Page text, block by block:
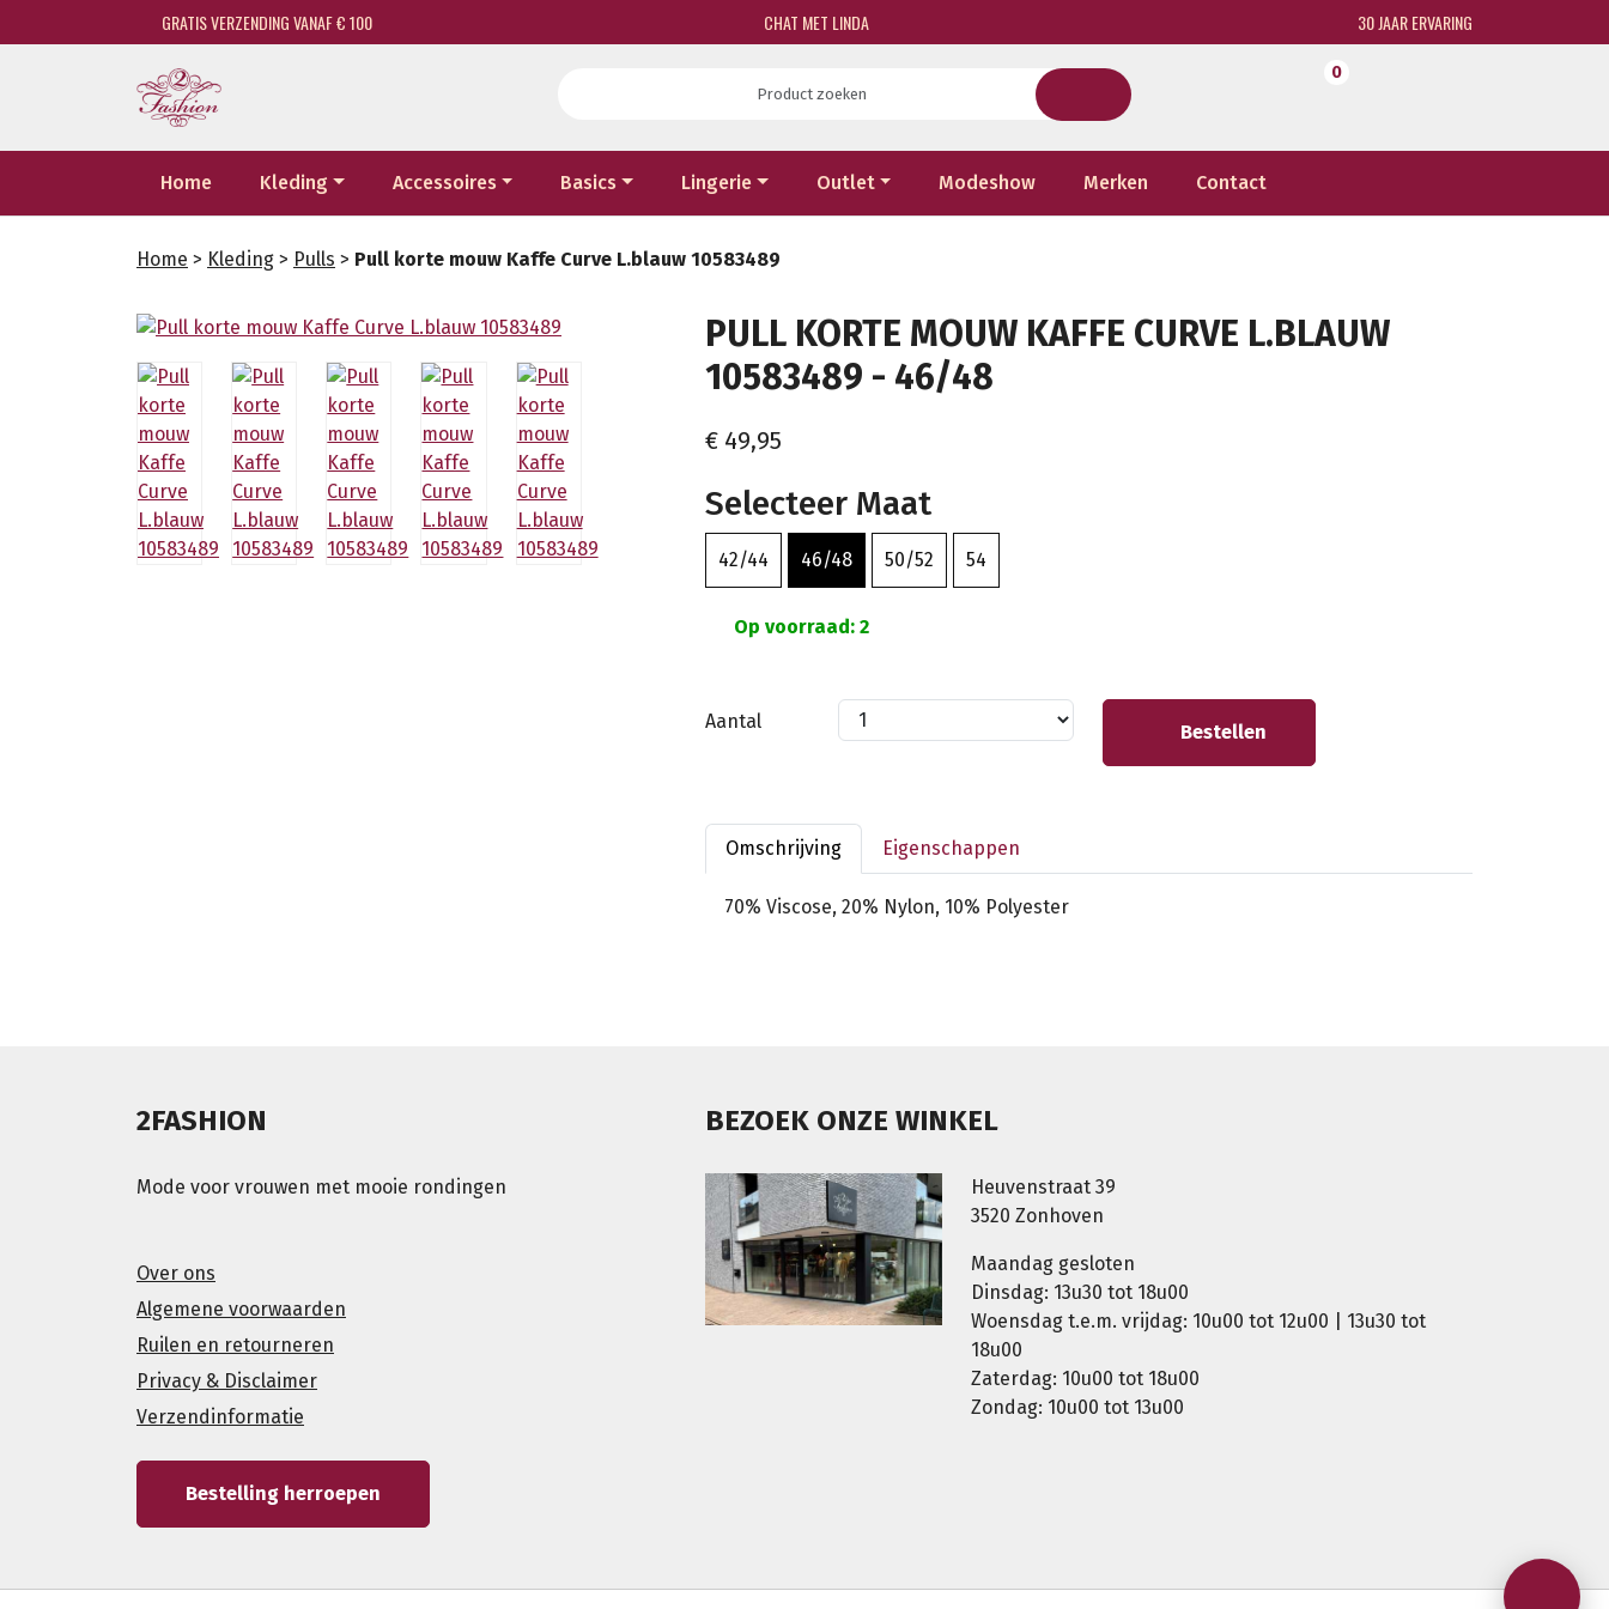
GRATIS VERZENDING VANAF € 100 CHAT MET LINDA 30 JAAR ERVARING
0
Home Kleding Accessoires Basics Lingerie Outlet Modeshow Merken Contact
Home > Kleding > Pulls > Pull korte mouw Kaffe Curve L.blauw 10583489
PULL KORTE MOUW KAFFE CURVE L.BLAUW
10583489 - 46/48
€ 49,95
Selecteer Maat
42/44 46/48 50/52 54
Op voorraad: 2
Aantal Bestellen
Omschrijving Eigenschappen
70% Viscose, 20% Nylon, 10% Polyester
2FASHION
Mode voor vrouwen met mooie rondingen
Over ons
Algemene voorwaarden
Ruilen en retourneren
Privacy & Disclaimer
Verzendinformatie
Bestelling herroepen
BEZOEK ONZE WINKEL
Heuvenstraat 39
3520 Zonhoven
Maandag gesloten
Dinsdag: 13u30 tot 18u00
Woensdag t.e.m. vrijdag: 10u00 tot 12u00 | 13u30 tot
18u00
Zaterdag: 10u00 tot 18u00
Zondag: 10u00 tot 13u00